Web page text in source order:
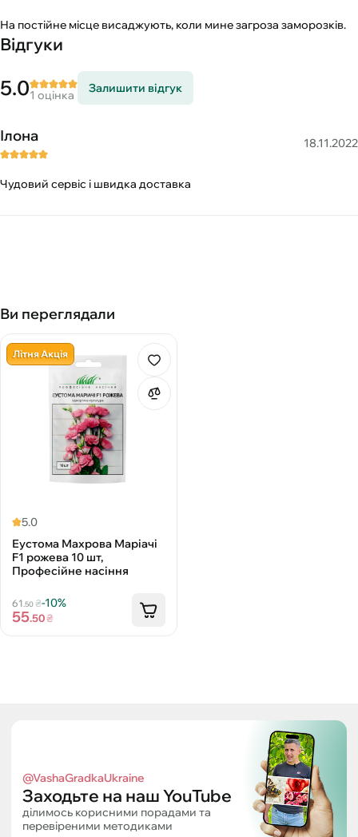
На постійне місце висаджують, коли мине загроза заморозків.
Відгуки
5.01 оцінка
Залишити відгук
Ілона 18.11.2022
Чудовий сервіс і швидка доставка
Ви переглядали
Літня Акція
5.0
Еустома Махрова Маріачі
F1 рожева 10 шт,
Професійне насіння
61 .50₴-10%
55.50₴
@VashaGradkaUkraine
Заходьте на наш YouTube
ділимось корисними порадами та
перевіреними методиками